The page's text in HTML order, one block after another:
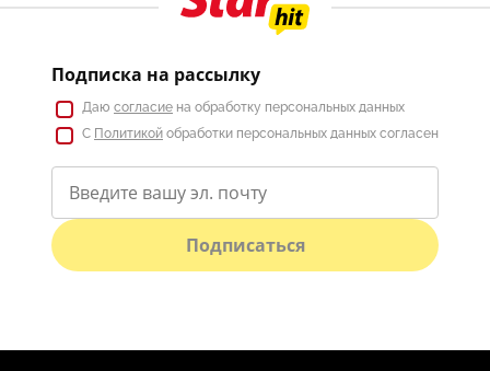
Подписка на рассылку
Даю согласие на обработку персональных данных
С Политикой обработки персональных данных согласен
Подписаться